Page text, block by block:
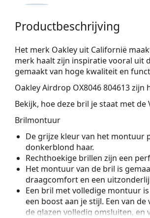
Productbeschrijving
Het merk Oakley uit Californië
merk haalt zijn inspiratie vooral uit
gemaakt van hoge kwaliteit en
Oakley Airdrop OX8046 804613zijn
Bekijk, hoe deze bril je staat met
Brilmontuur
De grijze kleur van het montuur
donkerblond haar.
Rechthoekige brillen zijn een
Het montuur van de bril is
draagcomfort en een
Een bril met volledige montuur
een boost aan je stijl. Een van
de glazen volledig omsluiten,